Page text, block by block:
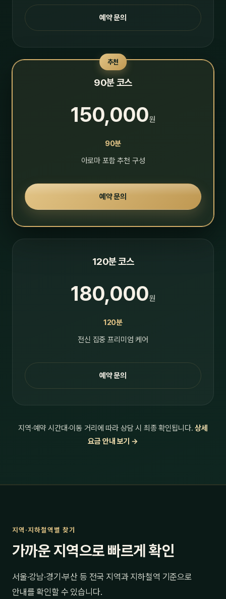
예약 문의
추천
90분 코스
150,000원
90분
아로마 포함 추천 구성
예약 문의
120분 코스
180,000원
120분
전신 집중 프리미엄 케어
예약 문의
지역·예약 시간대·이동 거리에 따라 상담 시 최종 확인됩니다.상세
요금 안내 보기 →
지역·지하철역별 찾기
가까운 지역으로 빠르게 확인
서울·강남·경기·부산 등 전국 지역과 지하철역 기준으로
안내를 확인할 수 있습니다.